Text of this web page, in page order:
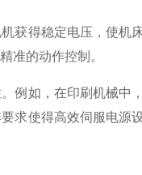
获得稳定电压，使机
准的动作控制。
例如，在印刷机械中
求使得高效伺服电源